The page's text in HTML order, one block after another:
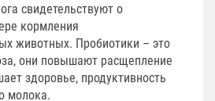
свидетельствуют о
кормления
животных. Пробиотики – это
они повышают расщепление
здоровье, продуктивность
молока.